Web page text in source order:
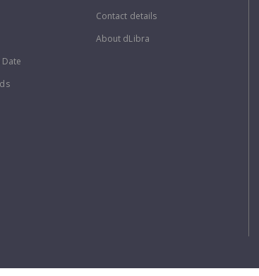
Contact details
About dLibra